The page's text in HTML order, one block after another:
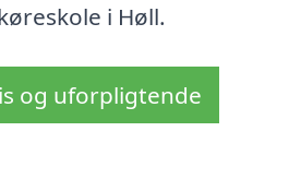
i Høll.
og uforpligtende